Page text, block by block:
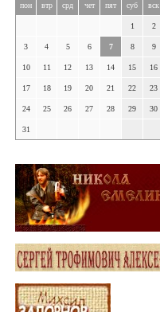
пон втр срд чет пят суб вск
1 2
3 4 5 6 7 8 9
10 11 12 13 14 15 16
17 18 19 20 21 22 23
24 25 26 27 28 29 30
31